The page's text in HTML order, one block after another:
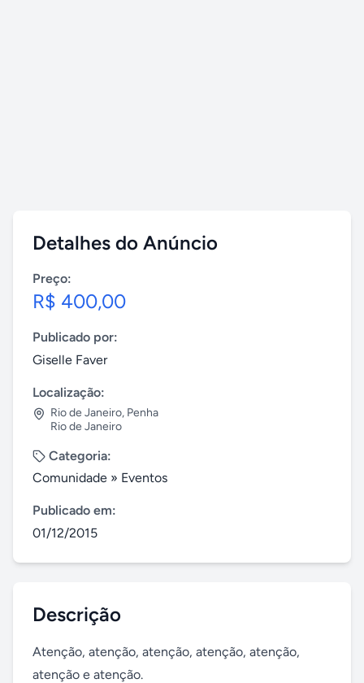
Detalhes do Anúncio
Preço:
R$ 400,00
Publicado por:
Giselle Faver
Localização:
Rio de Janeiro, Penha
Rio de Janeiro
Categoria:
Comunidade » Eventos
Publicado em:
01/12/2015
Descrição
Atenção, atenção, atenção, atenção, atenção,
atenção e atenção.